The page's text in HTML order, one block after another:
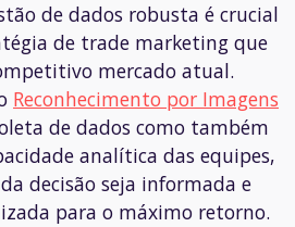
de dados robusta é crucial
de trade marketing que
mercado atual.
Reconhecimento por Imagens
de dados como também
analítica das equipes,
decisão seja informada e
para o máximo retorno.